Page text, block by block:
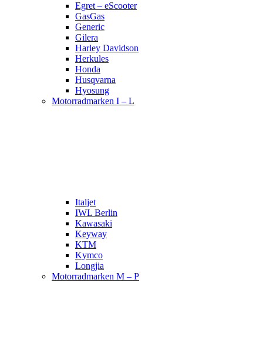
Egret – eScooter
GasGas
Generic
Gilera
Harley Davidson
Herkules
Honda
Husqvarna
Hyosung
Motorradmarken I – L
Italjet
IWL Berlin
Kawasaki
Keyway
KTM
Kymco
Longjia
Motorradmarken M – P